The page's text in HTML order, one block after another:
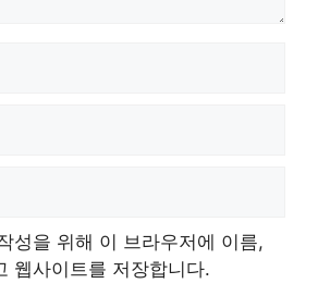
성을 위해 이 브라우저에 이름,
웹사이트를 저장합니다.